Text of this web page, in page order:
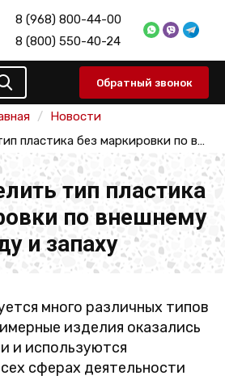
8 (968) 800-44-00
8 (800) 550-40-24
Обратный звонок
Новости
без маркировки по внешнему виду и запаху
тип пластика
по внешнему
и запаху
много различных типов
изделия оказались
и используются
сферах деятельности